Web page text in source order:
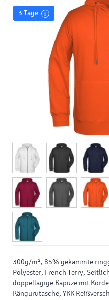
3 Tage
300g/m², 85% gekämmte
Polyester, French Terry,
doppellagige Kapuze mit
Kängurutasche, YKK